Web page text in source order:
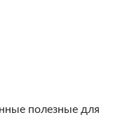
полезные для